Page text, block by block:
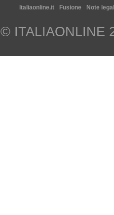
Italiaonline.it Fusione Note
© ITALIAONLINE